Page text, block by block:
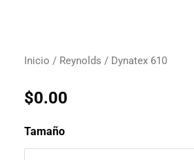
Inicio / Reynolds / Dynatex 610
$0.00
Tamaño